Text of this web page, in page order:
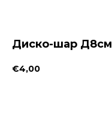
Диско-шар Д8см
€4,00